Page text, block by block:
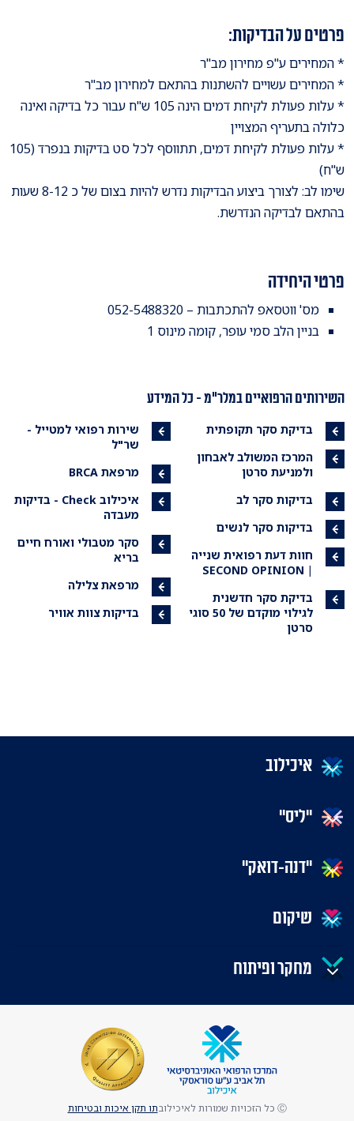
פרטים על הבדיקות:
* המחירים ע"פ מחירון מב"ר
* המחירים עשויים להשתנות בהתאם למחירון מב"ר
* עלות פעולת לקיחת דמים הינה 105 ש"ח עבור כל בדיקה ואינה
כלולה בתעריף המצויין
* עלות פעולת לקיחת דמים, תתווסף לכל סט בדיקות בנפרד (105
ש"ח)
שימו לב: לצורך ביצוע הבדיקות נדרש להיות בצום של כ 8-12 שעות
בהתאם לבדיקה הנדרשת.
פרטי היחידה
מס' ווטסאפ להתכתבות – 052-5488320
בניין הלב סמי עופר, קומה מינוס 1
השירותים הרפואיים במלר"מ - כל המידע
בדיקת סקר תקופתית
המרכז המשולב לאבחון
ולמניעת סרטן
בדיקות סקר לב
בדיקות סקר לנשים
חוות דעת רפואית שנייה
| SECOND OPINION
בדיקת סקר חדשנית
לגילוי מוקדם של 50 סוגי
סרטן
שירות רפואי למטייל -
שר"ל
מרפאת BRCA
איכילוב Check - בדיקות
מעבדה
סקר מטבולי ואורח חיים
בריא
מרפאת צלילה
בדיקות צוות אוויר
איכילוב
"ליס"
"דנה-דואק"
שיקום
מחקר ופיתוח
Ⓒ כל הזכויות שמורות לאיכילוב תו תקן איכות ובטיחות